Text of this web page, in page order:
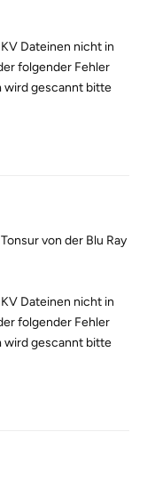
Dateinen nicht in
folgender Fehler
wird gescannt bitte
von der Blu Ray
Dateinen nicht in
folgender Fehler
wird gescannt bitte